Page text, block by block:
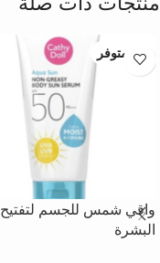
غير متوفر
واقي شمس للجسم لتفتيح
البشرة